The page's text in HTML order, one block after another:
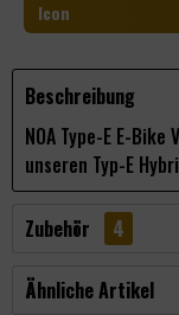
Beschreibung
NOA Type-E E-
unseren Typ-E
Zubehör 4
Ähnliche Artikel